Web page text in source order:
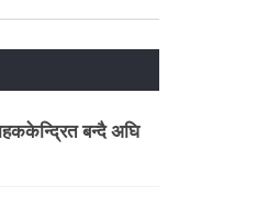
बन्दै अघि